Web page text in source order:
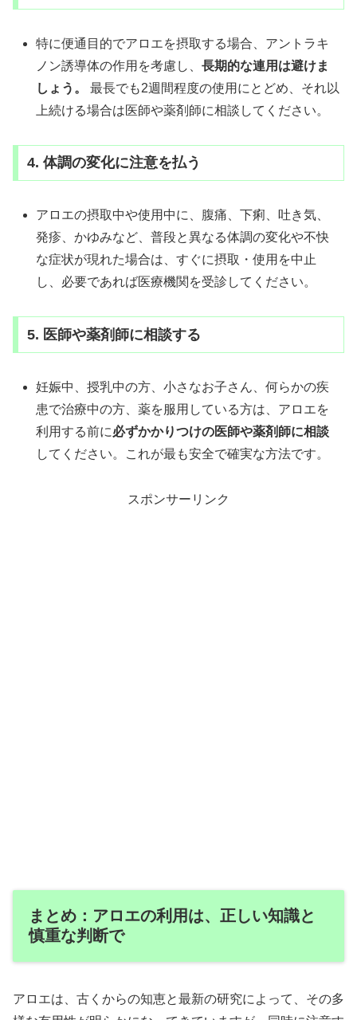
特に便通目的でアロエを摂取する場合、アントラキ
ノン誘導体の作用を考慮し、長期的な連用は避けま
しょう。
最長でも2週間程度の使用にとどめ、それ以
上続ける場合は医師や薬剤師に相談してください。
4. 体調の変化に注意を払う
アロエの摂取中や使用中に、腹痛、下痢、吐き気、
発疹、かゆみなど、普段と異なる体調の変化や不快
な症状が現れた場合は、すぐに摂取・使用を中止
し、必要であれば医療機関を受診してください。
5. 医師や薬剤師に相談する
妊娠中、授乳中の方、小さなお子さん、何らかの疾
患で治療中の方、薬を服用している方は、アロエを
利用する前に必ずかかりつけの医師や薬剤師に相談
してください。これが最も安全で確実な方法です。
スポンサーリンク
まとめ：アロエの利用は、正しい知識と
慎重な判断で
アロエは、古くからの知恵と最新の研究によって、その多